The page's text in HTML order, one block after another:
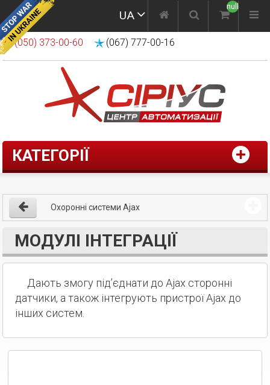
UA
null
(050) 373-00-60 (067) 777-00-16
КАТЕГОРІЇ
Охоронні системи Ajax
МОДУЛІ ІНТЕГРАЦІЇ
Дають змогу під’єднати до Ajax сторонні
датчики, а також інтегрують пристрої Ajax до
інших систем.